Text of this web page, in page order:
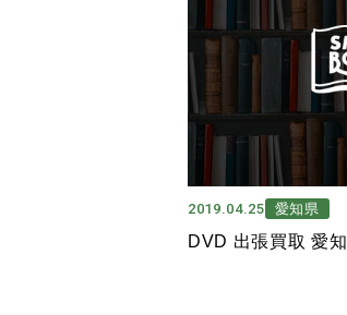
2019.04.25 愛知県
DVD 出張買取 愛知